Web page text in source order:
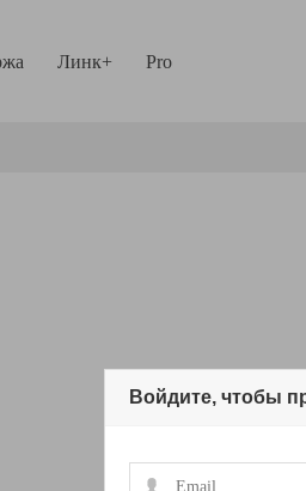
Линк+ Pro
Войдите, чтобы
Email